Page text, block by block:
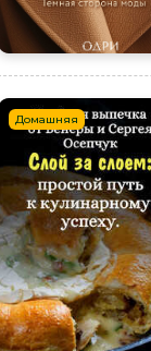
Домашняя